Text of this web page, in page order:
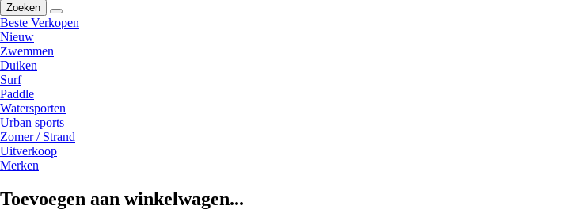
Zoeken
Beste Verkopen
Nieuw
Zwemmen
Duiken
Surf
Paddle
Watersporten
Urban sports
Zomer / Strand
Uitverkoop
Merken
Toevoegen aan winkelwagen...